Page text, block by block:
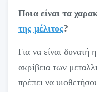
Ποια είναι τα
της μέλιτος?
Για να είναι δυνατή
ακρίβεια των
πρέπει να